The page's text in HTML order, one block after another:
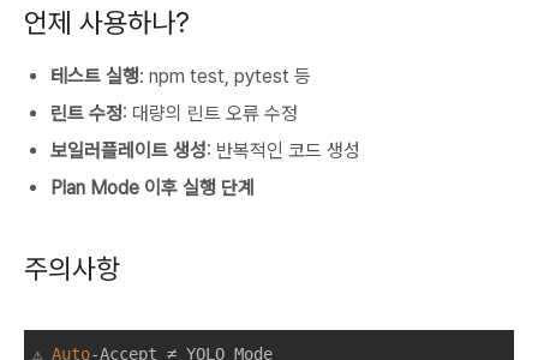
언제 사용하나?
테스트 실행: npm test, pytest 등
린트 수정: 대량의 린트 오류 수정
보일러플레이트 생성: 반복적인 코드 생성
Plan Mode 이후 실행 단계
주의사항
⚠️ Auto-Accept ≠ YOLO Mode